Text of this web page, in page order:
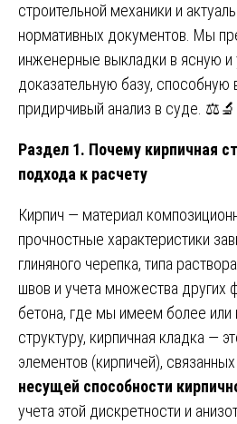
строительной механики и
нормативных документов. Мы
инженерные выкладки в ясную и
доказательную базу,
придирчивый анализ в суде. ⚖️🔬
Раздел 1. Почему кирпичная
подхода к расчету
Кирпич — материал
прочностные характеристики
глиняного черепка, типа
швов и учета множества других
бетона, где мы имеем более
структуру, кирпичная кладка —
элементов (кирпичей),
несущей способности
учета этой дискретности и